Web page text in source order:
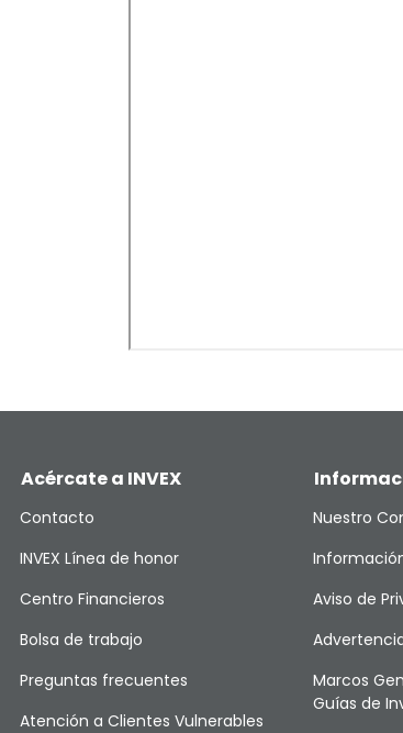
Acércate a INVEX
Contacto
INVEX Línea de honor
Centro Financieros
Bolsa de trabajo
Preguntas frecuentes
Atención a Clientes Vulnerables
Nuestro
Aviso de
Marcos
Guías de